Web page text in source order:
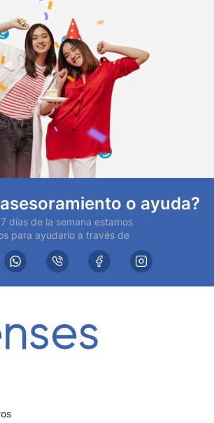
o ayuda?
días de la semana estamos
para ayudarlo a través de